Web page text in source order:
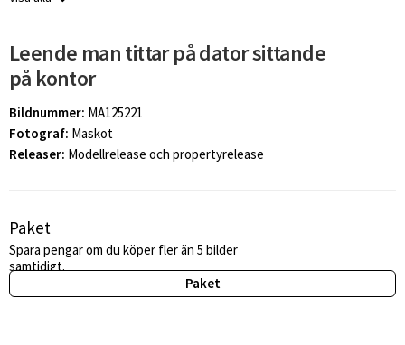
Leende man tittar på dator sittande
på kontor
Bildnummer: MA125221
Fotograf: Maskot
Releaser: Modellrelease och propertyrelease
Paket
Spara pengar om du köper fler än 5 bilder
samtidigt.
Paket